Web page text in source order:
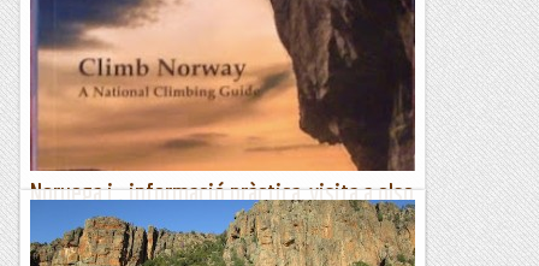
Noruega i . informació pràctica, visita a olso
i escalada a hyggen
Hem pogut fer, escalar, veure i descobrir tantes coses que no